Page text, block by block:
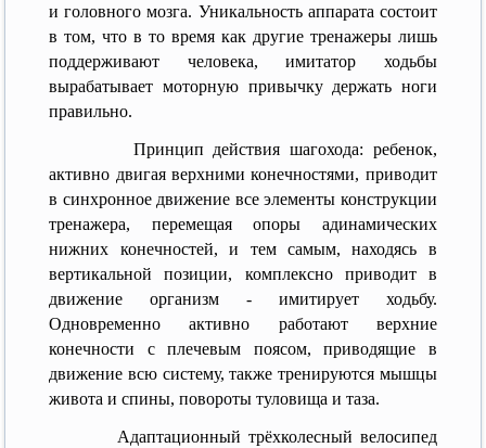
и головного мозга. Уникальность аппарата состоит
в том, что в то время как другие тренажеры лишь
поддерживают человека, имитатор ходьбы
вырабатывает моторную привычку держать ноги
правильно.
Принцип действия шагохода: ребенок,
активно двигая верхними конечностями, приводит
в синхронное движение все элементы конструкции
тренажера, перемещая опоры адинамических
нижних конечностей, и тем самым, находясь в
вертикальной позиции, комплексно приводит в
движение организм - имитирует ходьбу.
Одновременно активно работают верхние
конечности с плечевым поясом, приводящие в
движение всю систему, также тренируются мышцы
живота и спины, повороты туловища и таза.
Адаптационный трёхколесный велосипед